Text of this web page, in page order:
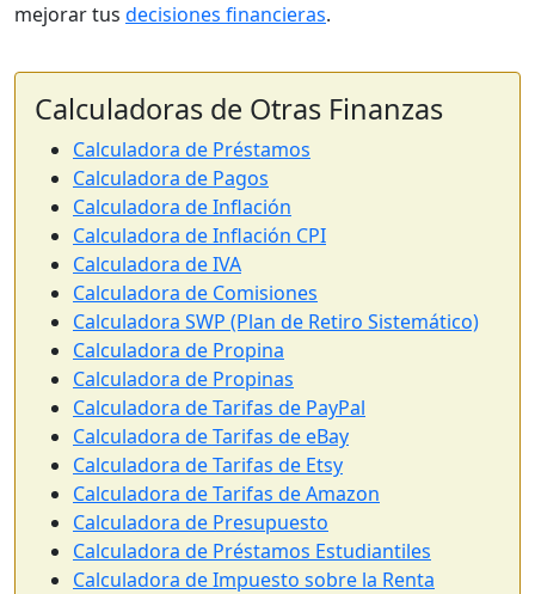
mejorar tus decisiones financieras.
Calculadoras de Otras Finanzas
Calculadora de Préstamos
Calculadora de Pagos
Calculadora de Inflación
Calculadora de Inflación CPI
Calculadora de IVA
Calculadora de Comisiones
Calculadora SWP (Plan de Retiro Sistemático)
Calculadora de Propina
Calculadora de Propinas
Calculadora de Tarifas de PayPal
Calculadora de Tarifas de eBay
Calculadora de Tarifas de Etsy
Calculadora de Tarifas de Amazon
Calculadora de Presupuesto
Calculadora de Préstamos Estudiantiles
Calculadora de Impuesto sobre la Renta